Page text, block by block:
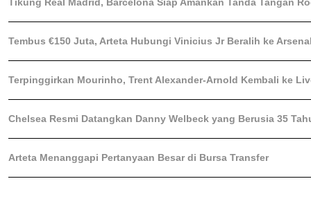
Tikung Real Madrid, Barcelona Siap Amankan Tanda Tangan
Tembus €150 Juta, Arteta Hubungi Vinicius Jr Beralih ke
Terpinggirkan Mourinho, Trent Alexander-Arnold Kembali ke
Chelsea Resmi Datangkan Danny Welbeck yang Berusia 35
Arteta Menanggapi Pertanyaan Besar di Bursa Transfer